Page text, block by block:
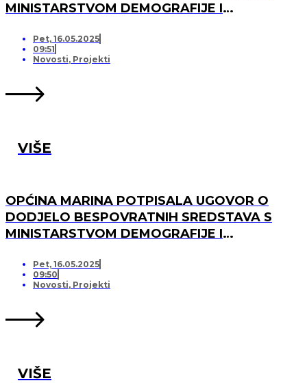
MINISTARSTVOM DEMOGRAFIJE I
OPREMANJA DJEČJEG IGRALIŠTA U
SVINCIMA
Pet, 16.05.2025
09:51
Novosti, Projekti
VIŠE
OPĆINA MARINA POTPISALA UGOVOR O
DODJELO BESPOVRATNIH SREDSTAVA S
MINISTARSTVOM DEMOGRAFIJE I
OPREMANJA DJEČJEG IGRALIŠTA U DV
MARINA, PO „KRIJESNICA“U POZORCU
Pet, 16.05.2025
09:50
Novosti, Projekti
VIŠE